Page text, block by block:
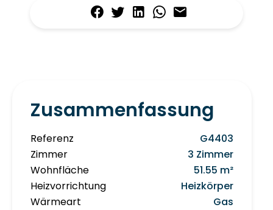
Zusammenfassung
Referenz
G4403
Zimmer
3 Zimmer
Wohnfläche
51.55 m²
Heizvorrichtung
Heizkörper
Wärmeart
Gas